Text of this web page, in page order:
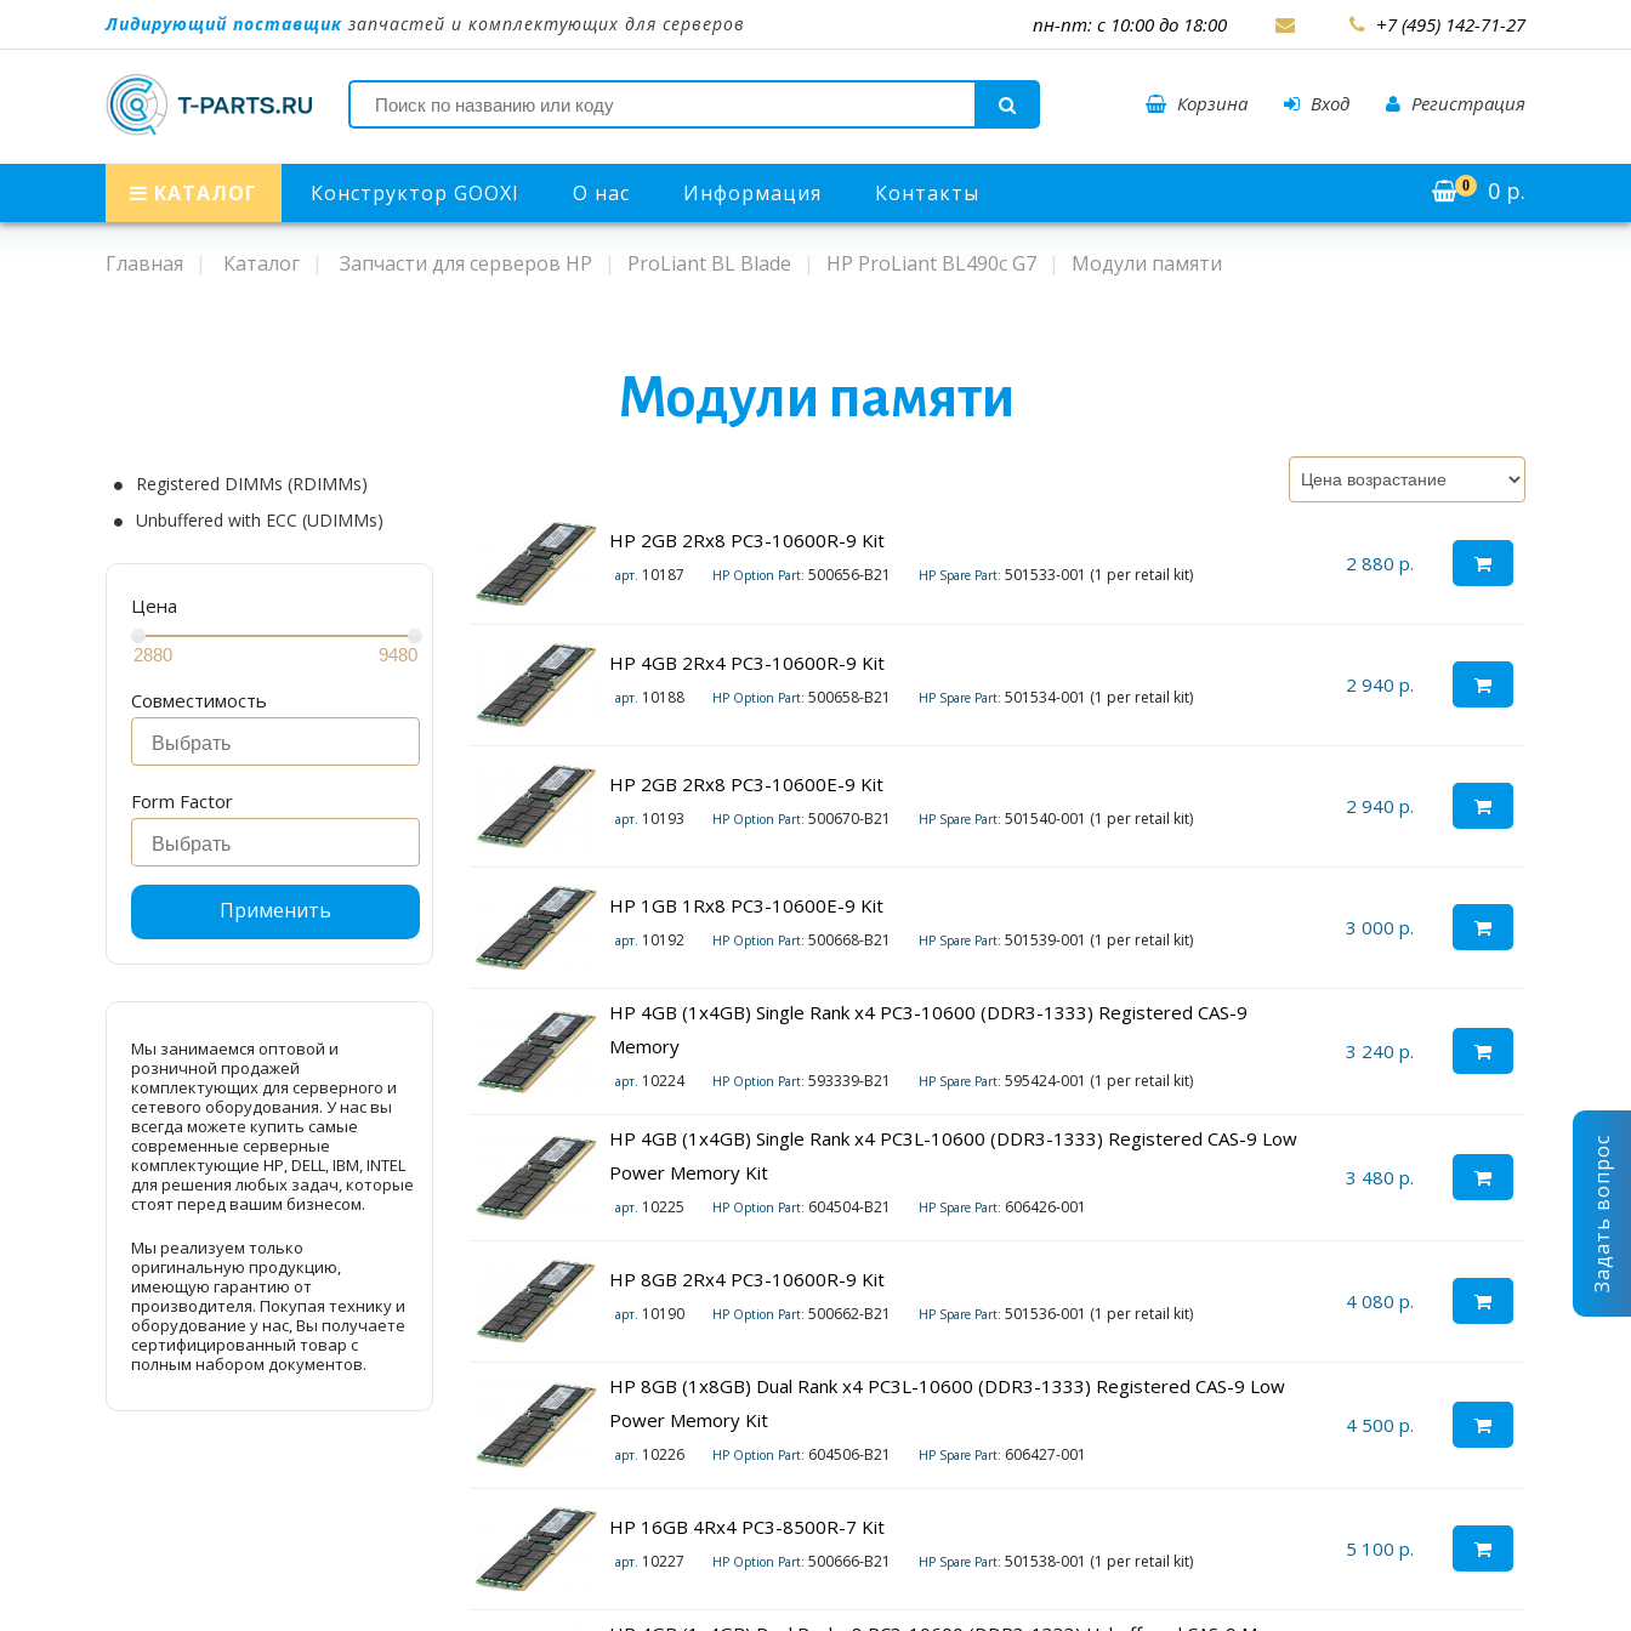
Лидирующий поставщик запчастей и комплектующих для серверов пн-пт: с 10:00 до 18:00 +7 (495) 142-71-27
Корзина Вход Регистрация
КАТАЛОГ Конструктор GOOXI О нас Информация Контакты 0 0 р.
Главная Каталог Запчасти для серверов HP ProLiant BL Blade HP ProLiant BL490c G7 Модули памяти
Модули памяти
Registered DIMMs (RDIMMs)
Unbuffered with ECC (UDIMMs)
Цена
Совместимость
Form Factor
Применить
Мы занимаемся оптовой и
розничной продажей
комплектующих для серверного и
сетевого оборудования. У нас вы
всегда можете купить самые
современные серверные
комплектующие HP, DELL, IBM, INTEL
для решения любых задач, которые
стоят перед вашим бизнесом.
Мы реализуем только
оригинальную продукцию,
имеющую гарантию от
производителя. Покупая технику и
оборудование у нас, Вы получаете
сертифицированный товар с
полным набором документов.
HP 2GB 2Rx8 PC3-10600R-9 Kit
арт. 10187 HP Option Part: 500656-B21 HP Spare Part: 501533-001 (1 per retail kit) 2 880 р.
HP 4GB 2Rx4 PC3-10600R-9 Kit
арт. 10188 HP Option Part: 500658-B21 HP Spare Part: 501534-001 (1 per retail kit)
2 940 р.
HP 2GB 2Rx8 PC3-10600E-9 Kit
арт. 10193 HP Option Part: 500670-B21 HP Spare Part: 501540-001 (1 per retail kit)
2 940 р.
HP 1GB 1Rx8 PC3-10600E-9 Kit
арт. 10192 HP Option Part: 500668-B21 HP Spare Part: 501539-001 (1 per retail kit)
3 000 р.
HP 4GB (1x4GB) Single Rank x4 PC3-10600 (DDR3-1333) Registered CAS-9
Memory
арт. 10224 HP Option Part: 593339-B21 HP Spare Part: 595424-001 (1 per retail kit)
3 240 р.
HP 4GB (1x4GB) Single Rank x4 PC3L-10600 (DDR3-1333) Registered CAS-9 Low
Power Memory Kit
арт. 10225 HP Option Part: 604504-B21 HP Spare Part: 606426-001
3 480 р.
HP 8GB 2Rx4 PC3-10600R-9 Kit
арт. 10190 HP Option Part: 500662-B21 HP Spare Part: 501536-001 (1 per retail kit)
4 080 р.
HP 8GB (1x8GB) Dual Rank x4 PC3L-10600 (DDR3-1333) Registered CAS-9 Low
Power Memory Kit
арт. 10226 HP Option Part: 604506-B21 HP Spare Part: 606427-001
4 500 р.
HP 16GB 4Rx4 PC3-8500R-7 Kit
арт. 10227 HP Option Part: 500666-B21 HP Spare Part: 501538-001 (1 per retail kit)
5 100 р.
Задать вопрос